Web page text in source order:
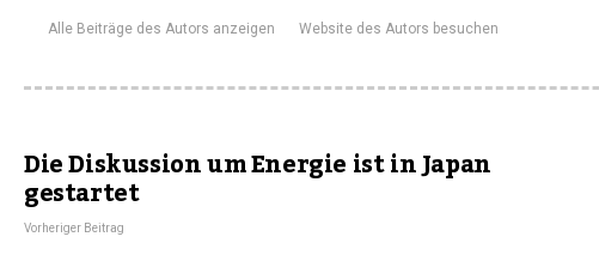
Alle Beiträge des Autors anzeigen Website des Autors besuchen
Die Diskussion um Energie ist in Japan
gestartet
Vorheriger Beitrag